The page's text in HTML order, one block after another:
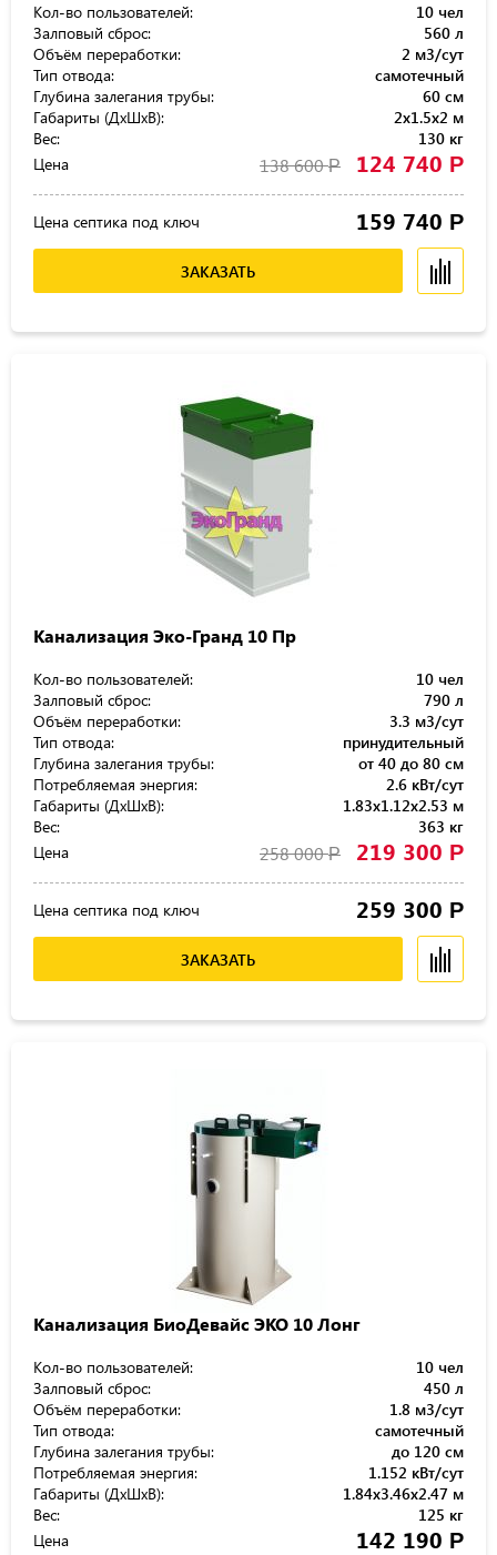
Кол-во пользователей:
10 чел
Залповый сброс:
560 л
Объём переработки:
2 м3/сут
Тип отвода:
самотечный
Глубина залегания трубы:
60 см
Габариты (ДхШхВ):
2x1.5x2 м
Вес:
130 кг
Цена
138 600Р 124 740 Р
Цена септика под ключ 159 740 Р
ЗАКАЗАТЬ
Канализация Эко-Гранд 10 Пр
Кол-во пользователей:
10 чел
Залповый сброс:
790 л
Объём переработки:
3.3 м3/сут
Тип отвода:
принудительный
Глубина залегания трубы:
от 40 до 80 см
Потребляемая энергия:
2.6 кВт/сут
Габариты (ДхШхВ):
1.83x1.12x2.53 м
Вес:
363 кг
Цена
258 000Р 219 300 Р
Цена септика под ключ 259 300 Р
ЗАКАЗАТЬ
Канализация БиоДевайс ЭКО 10 Лонг
Кол-во пользователей:
10 чел
Залповый сброс:
450 л
Объём переработки:
1.8 м3/сут
Тип отвода:
самотечный
Глубина залегания трубы:
до 120 см
Потребляемая энергия:
1.152 кВт/сут
Габариты (ДхШхВ):
1.84x3.46x2.47 м
Вес:
125 кг
Цена
142 190 Р